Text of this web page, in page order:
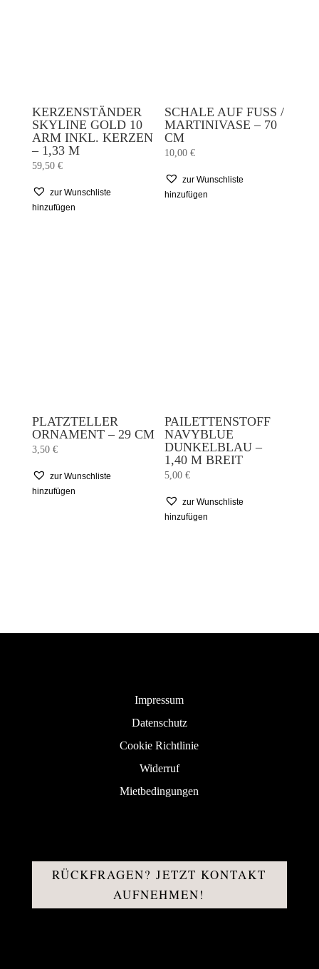
KERZENSTÄNDER
SKYLINE GOLD 10
ARM INKL. KERZEN
– 1,33 M
59,50 €
zur Wunschliste
hinzufügen
SCHALE AUF FUSS / M
ARTINIVASE – 70 C
M
10,00€
zur Wunschliste
hinzufügen
PLATZTELLER
ORNAMENT – 29 CM
3,50 €
zur Wunschliste
hinzufügen
PAILETTENSTOFF
NAVYBLUE
DUNKELBLAU –
1,40 M BREIT
5,00€
zur Wunschliste
hinzufügen
Impressum
Datenschutz
Cookie Richtlinie
Widerruf
Mietbedingungen
RÜCKFRAGEN? JETZT KONTAKT
AUFNEHMEN!